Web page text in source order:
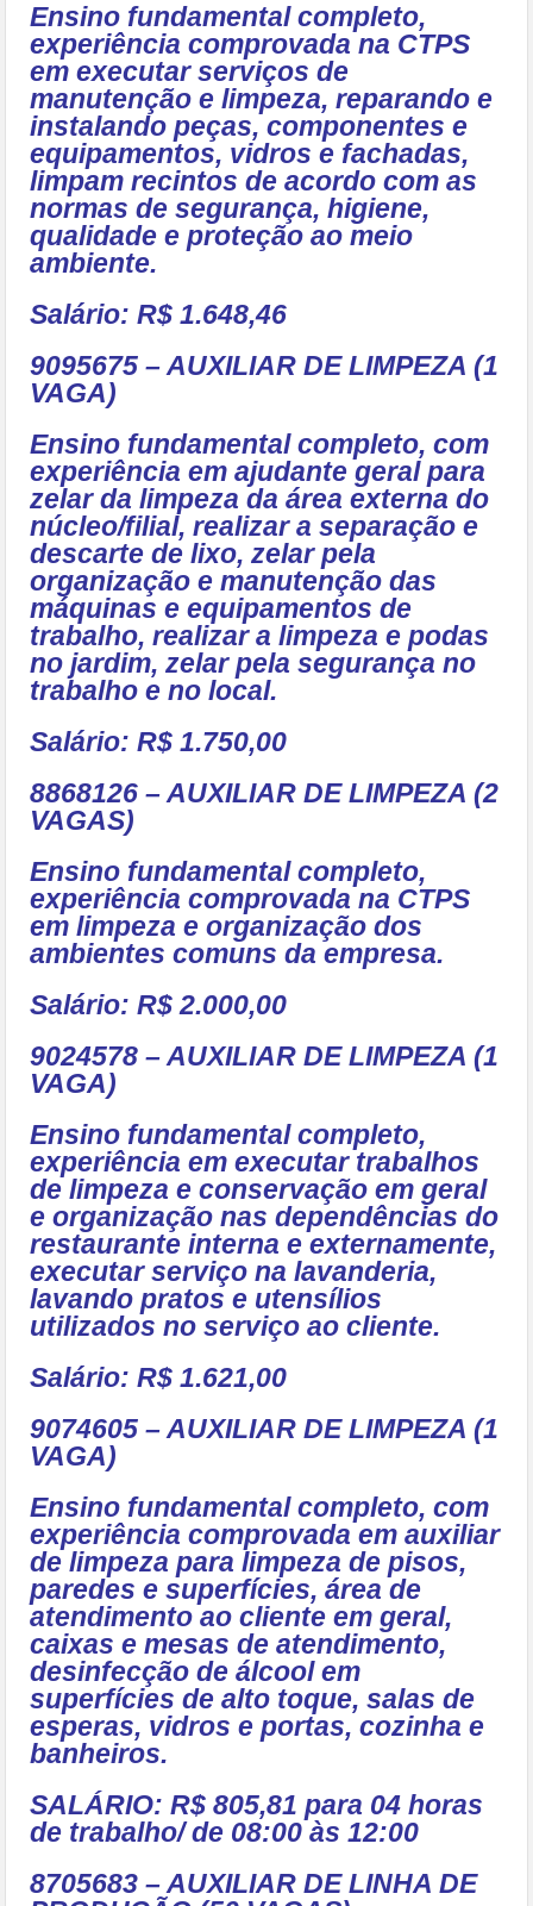
Ensino fundamental completo,
experiência comprovada na CTPS
em executar serviços de
manutenção e limpeza, reparando e
instalando peças, componentes e
equipamentos, vidros e fachadas,
limpam recintos de acordo com as
normas de segurança, higiene,
qualidade e proteção ao meio
ambiente.
Salário: R$ 1.648,46
9095675 – AUXILIAR DE LIMPEZA (1
VAGA)
Ensino fundamental completo, com
experiência em ajudante geral para
zelar da limpeza da área externa do
núcleo/filial, realizar a separação e
descarte de lixo, zelar pela
organização e manutenção das
máquinas e equipamentos de
trabalho, realizar a limpeza e podas
no jardim, zelar pela segurança no
trabalho e no local.
Salário: R$ 1.750,00
8868126 – AUXILIAR DE LIMPEZA (2
VAGAS)
Ensino fundamental completo,
experiência comprovada na CTPS
em limpeza e organização dos
ambientes comuns da empresa.
Salário: R$ 2.000,00
9024578 – AUXILIAR DE LIMPEZA (1
VAGA)
Ensino fundamental completo,
experiência em executar trabalhos
de limpeza e conservação em geral
e organização nas dependências do
restaurante interna e externamente,
executar serviço na lavanderia,
lavando pratos e utensílios
utilizados no serviço ao cliente.
Salário: R$ 1.621,00
9074605 – AUXILIAR DE LIMPEZA (1
VAGA)
Ensino fundamental completo, com
experiência comprovada em auxiliar
de limpeza para limpeza de pisos,
paredes e superfícies, área de
atendimento ao cliente em geral,
caixas e mesas de atendimento,
desinfecção de álcool em
superfícies de alto toque, salas de
esperas, vidros e portas, cozinha e
banheiros.
SALÁRIO: R$ 805,81 para 04 horas
de trabalho/ de 08:00 às 12:00
8705683 – AUXILIAR DE LINHA DE